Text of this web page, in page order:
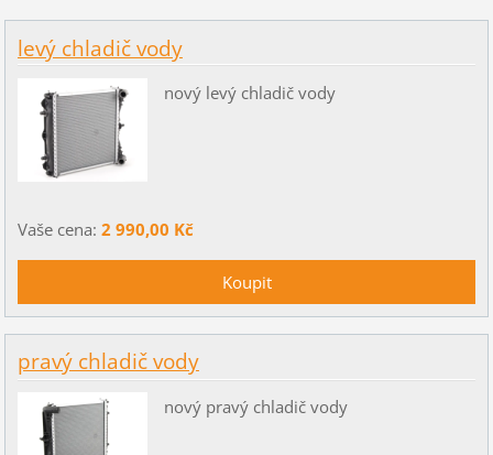
levý chladič vody
nový levý chladič vody
Vaše cena: 2 990,00 Kč
pravý chladič vody
nový pravý chladič vody